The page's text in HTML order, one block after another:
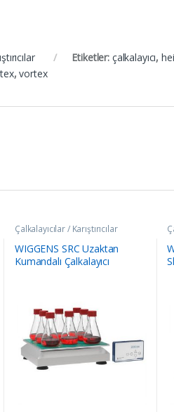
Etiketler: çalkalayıcı,
,vortex
Çalkalayıcılar / Karıştırıcılar
WIGGENS SRC Uzaktan
Kumandalı Çalkalayıcı